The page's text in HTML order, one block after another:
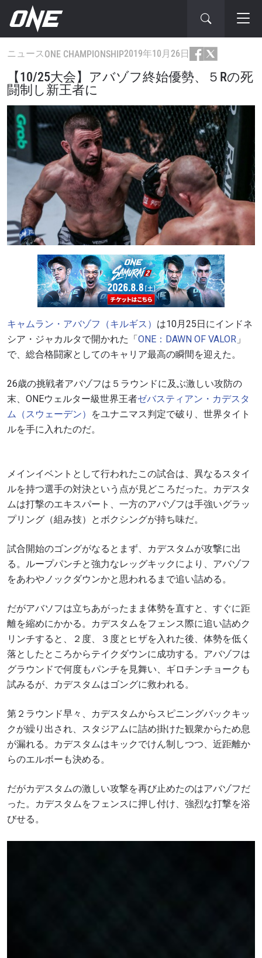
ニュース ONE CHAMPIONSHIP2019年10月26日
【10/25大会】アバゾフ終始優勢、５Rの死
闘制し新王者に
キャムラン・アバゾフ（キルギス） は10月25日にインドネ
シア・ジャカルタで開かれた「ONE：DAWN OF VALOR 」
で、総合格闘家としてのキャリア最高の瞬間を迎えた。
26歳の挑戦者アバゾフは５ラウンドに及ぶ激しい攻防の
末、ONEウェルター級世界王者ゼバスティアン・カデスタ
ム（スウェーデン）
をユナニマス判定で破り、世界タイト
ルを手に入れたのだ。
メインイベントとして行われたこの試合は、異なるスタイ
ルを持つ選手の対決という点が見どころだった。カデスタ
ムは打撃のエキスパート、一方のアバゾフは手強いグラッ
プリング（組み技）とボクシングが持ち味だ。
試合開始のゴングがなるとまず、カデスタムが攻撃に出
る。ループパンチと強力なレッグキックにより、アバゾフ
をあわやノックダウンかと思われるまで追い詰める。
だがアバソフは立ちあがったまま体勢を直すと、すぐに距
離を縮めにかかる。カデスタムをフェンス際に追い詰めク
リンチすると、２度、３度とヒザを入れた後、体勢を低く
落としたところからテイクダウンに成功する。アバゾフは
グラウンドで何度もパンチを見舞い、ギロチンチョークも
試みるが、カデスタムはゴングに救われる。
第２ラウンド早々、カデスタムからスピニングバックキッ
クが繰り出され、スタジアムに詰め掛けた観衆からため息
が漏れる。カデスタムはキックでけん制しつつ、近距離か
らのエルボーも決める。
だがカデスタムの激しい攻撃を再び止めたのはアバゾフだ
った。カデスタムをフェンスに押し付け、強烈な打撃を浴
びせる。